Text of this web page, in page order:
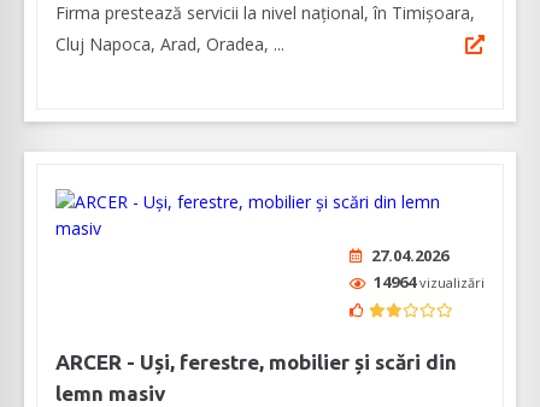
Firma prestează servicii la nivel național, în Timișoara,
Cluj Napoca, Arad, Oradea, ...
27.04.2026
14964vizualizări
ARCER - Uși, ferestre, mobilier și scări din
lemn masiv